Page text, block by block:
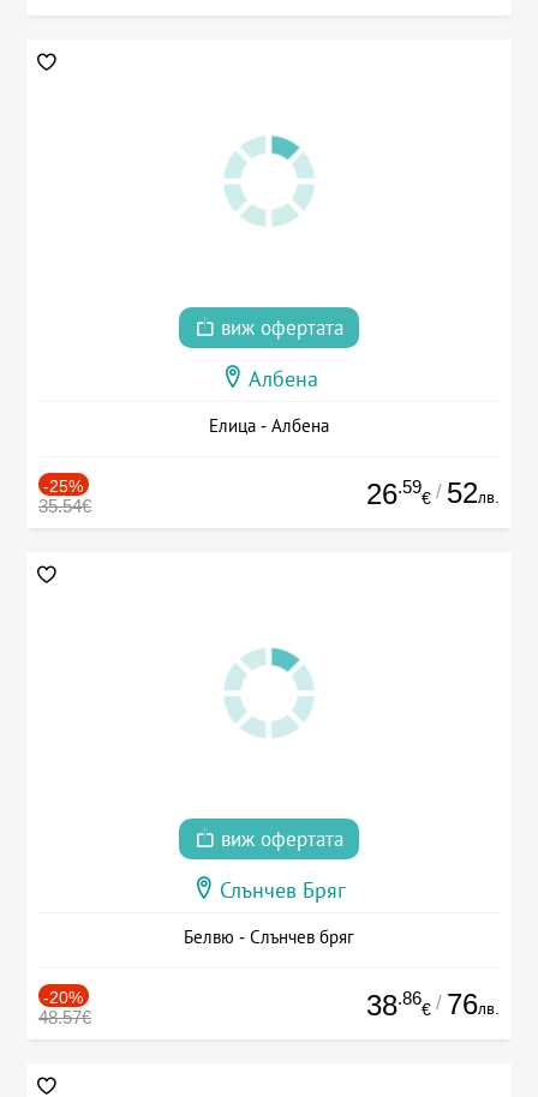
виж офертата
Албена
Елица - Албена
-25%
35.54€ 26.59
€ / 52лв.
виж офертата
Слънчев Бряг
Белвю - Слънчев бряг
-20%
48.57€ 38.86
€ / 76лв.